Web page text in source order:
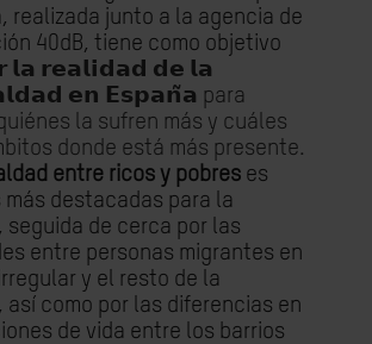
realizada junto a la agencia de
40dB, tiene como objetivo
𝗹𝗮 𝗿𝗲𝗮𝗹𝗶𝗱𝗮𝗱 𝗱𝗲 𝗹𝗮
𝗲𝗻 𝗘𝘀𝗽𝗮𝗻𝗮 para
la sufren más y cuáles
donde está más presente.
entre ricos y pobres es
más destacadas para la
seguida de cerca por las
entre personas migrantes en
y el resto de la
así como por las diferencias en
de vida entre los barrios